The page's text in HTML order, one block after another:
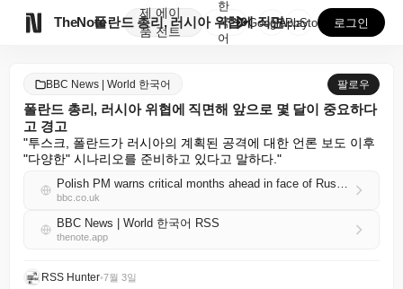
TheNote
제
품
에이
전트
폴란드 총리, 러시아 위협에 직면해 앞으로 몇 달이 중...
한
국
어
GooglePlay
AppStore 로그인
BBC News | World 한국어 팔로우
폴란드 총리, 러시아 위협에 직면해 앞으로 몇 달이 중요하다
고 경고
"투스크, 폴란드가 러시아의 계획된 공격에 대한 언론 보도 이후
"다양한" 시나리오를 준비하고 있다고 말하다."
Polish PM warns critical months ahead in face of Russian threat
bbc.co.uk
BBC News | World 한국어 RSS
thenote.app
RSS Hunter•7월 3일